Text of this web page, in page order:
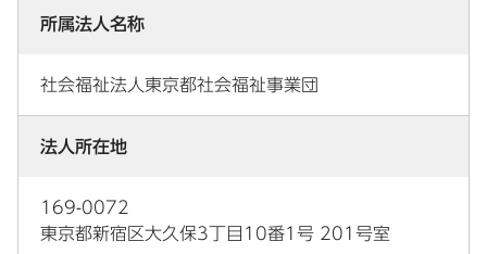
所属法人名称
社会福祉法人東京都社会福祉事業団
法人所在地
169-0072
東京都新宿区大久保3丁目10番1号 201号室